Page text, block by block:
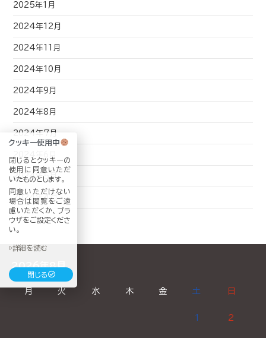
2025年1月
2024年12月
2024年11月
2024年10月
2024年9月
2024年8月
2024年7月
2024年5月
2024年4月
2026年8月
月 火 水 木 金 土 日
1 2
クッキー使用中
閉じるとクッキーの
使用に同意いただ
いたものとします。
同意いただけない
場合は閲覧をご遠
慮いただくか、ブラ
ウザをご設定くださ
い。
▷詳細を読む
閉じる